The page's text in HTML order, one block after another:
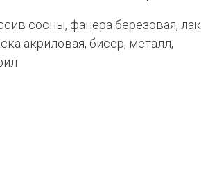
сосны, фанера березовая, лак
акриловая, бисер, металл,